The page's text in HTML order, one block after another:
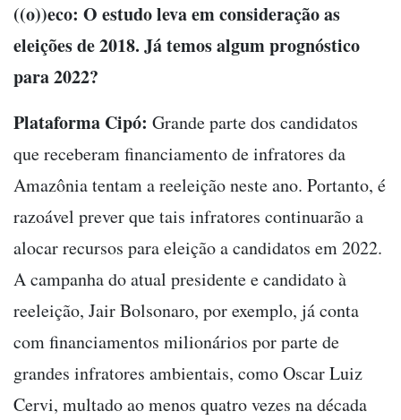
((o))eco: O estudo leva em consideração as
eleições de 2018. Já temos algum prognóstico
para 2022?
Plataforma Cipó: Grande parte dos candidatos
que receberam financiamento de infratores da
Amazônia tentam a reeleição neste ano. Portanto, é
razoável prever que tais infratores continuarão a
alocar recursos para eleição a candidatos em 2022.
A campanha do atual presidente e candidato à
reeleição, Jair Bolsonaro, por exemplo, já conta
com financiamentos milionários por parte de
grandes infratores ambientais, como ​​Oscar Luiz
Cervi, multado ao menos quatro vezes na década